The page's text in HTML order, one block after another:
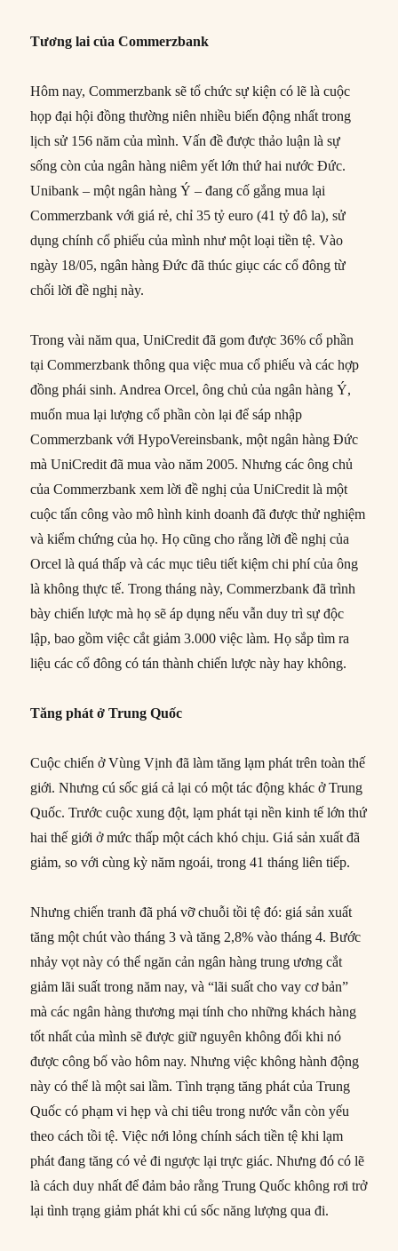
Tương lai của Commerzbank
Hôm nay, Commerzbank sẽ tổ chức sự kiện có lẽ là cuộc
họp đại hội đồng thường niên nhiều biến động nhất trong
lịch sử 156 năm của mình. Vấn đề được thảo luận là sự
sống còn của ngân hàng niêm yết lớn thứ hai nước Đức.
Unibank – một ngân hàng Ý – đang cố gắng mua lại
Commerzbank với giá rẻ, chỉ 35 tỷ euro (41 tỷ đô la), sử
dụng chính cổ phiếu của mình như một loại tiền tệ. Vào
ngày 18/05, ngân hàng Đức đã thúc giục các cổ đông từ
chối lời đề nghị này.
Trong vài năm qua, UniCredit đã gom được 36% cổ phần
tại Commerzbank thông qua việc mua cổ phiếu và các hợp
đồng phái sinh. Andrea Orcel, ông chủ của ngân hàng Ý,
muốn mua lại lượng cổ phần còn lại để sáp nhập
Commerzbank với HypoVereinsbank, một ngân hàng Đức
mà UniCredit đã mua vào năm 2005. Nhưng các ông chủ
của Commerzbank xem lời đề nghị của UniCredit là một
cuộc tấn công vào mô hình kinh doanh đã được thử nghiệm
và kiểm chứng của họ. Họ cũng cho rằng lời đề nghị của
Orcel là quá thấp và các mục tiêu tiết kiệm chi phí của ông
là không thực tế. Trong tháng này, Commerzbank đã trình
bày chiến lược mà họ sẽ áp dụng nếu vẫn duy trì sự độc
lập, bao gồm việc cắt giảm 3.000 việc làm. Họ sắp tìm ra
liệu các cổ đông có tán thành chiến lược này hay không.
Tăng phát ở Trung Quốc
Cuộc chiến ở Vùng Vịnh đã làm tăng lạm phát trên toàn thế
giới. Nhưng cú sốc giá cả lại có một tác động khác ở Trung
Quốc. Trước cuộc xung đột, lạm phát tại nền kinh tế lớn thứ
hai thế giới ở mức thấp một cách khó chịu. Giá sản xuất đã
giảm, so với cùng kỳ năm ngoái, trong 41 tháng liên tiếp.
Nhưng chiến tranh đã phá vỡ chuỗi tồi tệ đó: giá sản xuất
tăng một chút vào tháng 3 và tăng 2,8% vào tháng 4. Bước
nhảy vọt này có thể ngăn cản ngân hàng trung ương cắt
giảm lãi suất trong năm nay, và “lãi suất cho vay cơ bản”
mà các ngân hàng thương mại tính cho những khách hàng
tốt nhất của mình sẽ được giữ nguyên không đổi khi nó
được công bố vào hôm nay. Nhưng việc không hành động
này có thể là một sai lầm. Tình trạng tăng phát của Trung
Quốc có phạm vi hẹp và chi tiêu trong nước vẫn còn yếu
theo cách tồi tệ. Việc nới lỏng chính sách tiền tệ khi lạm
phát đang tăng có vẻ đi ngược lại trực giác. Nhưng đó có lẽ
là cách duy nhất để đảm bảo rằng Trung Quốc không rơi trở
lại tình trạng giảm phát khi cú sốc năng lượng qua đi.